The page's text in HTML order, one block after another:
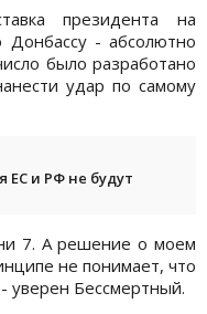
президента на
Донбассу - абсолютно
было разработано
удар по самому
и РФ не будут
7. А решение о моем
не понимает, что
уверен Бессмертный.